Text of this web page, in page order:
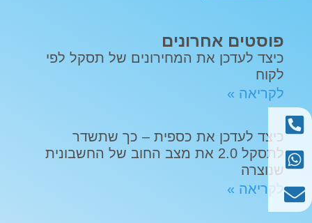
פוסטים אחרונים
כיצד לעדכן את המחירונים של תסקל לפי
לקוח
לקריאה »
כיצד לעדכן את כספית – כך שתשדר
לתסקל 2.0 את מצב החוב של החשבונית
שנוצרה
לקריאה »